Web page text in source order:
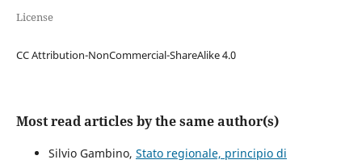
License
CC Attribution-NonCommercial-ShareAlike 4.0
Most read articles by the same author(s)
Silvio Gambino, Stato regionale, principio di